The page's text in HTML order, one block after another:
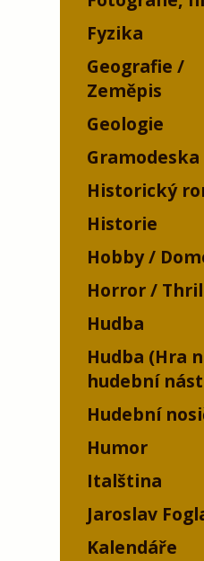
Fyzika
Geografie /
Zeměpis
Geologie
Gramodeska
Historický
Historie
Hobby /
Horror /
Hudba
Hudba (Hra
hudební
Hudební
Humor
Italština
Jaroslav
Kalendáře